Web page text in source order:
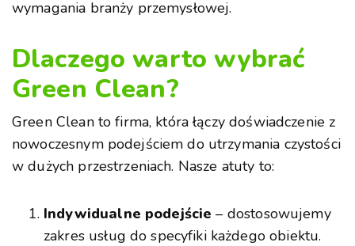
wymagania branży przemysłowej.
Dlaczego warto wybrać
Green Clean?
Green Clean to firma, która łączy doświadczenie z
nowoczesnym podejściem do utrzymania czystości
w dużych przestrzeniach. Nasze atuty to:
Indywidualne podejście – dostosowujemy
zakres usług do specyfiki każdego obiektu.